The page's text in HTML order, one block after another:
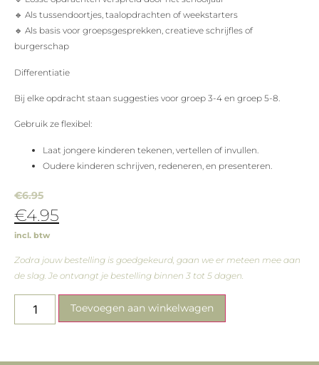
🔹 Als tussendoortjes, taalopdrachten of weekstarters
🔹 Als basis voor groepsgesprekken, creatieve schrijfles of
burgerschap
Differentiatie
Bij elke opdracht staan suggesties voor groep 3-4 en groep 5-8.
Gebruik ze flexibel:
Laat jongere kinderen tekenen, vertellen of invullen.
Oudere kinderen schrijven, redeneren, en presenteren.
€6.95
€4.95
incl. btw
Zodra jouw bestelling is goedgekeurd, gaan we er meteen mee aan
de slag. Je ontvangt je bestelling binnen 3 tot 5 dagen.
Toevoegen aan winkelwagen